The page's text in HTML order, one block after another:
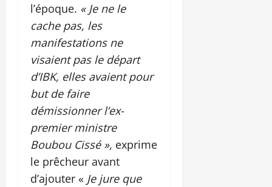
l’époque. « Je ne le
cache pas, les
manifestations ne
visaient pas le départ
d’IBK, elles avaient pour
but de faire
démissionner l’ex-
premier ministre
Boubou Cissé », exprime
le prêcheur avant
d’ajouter « Je jure que